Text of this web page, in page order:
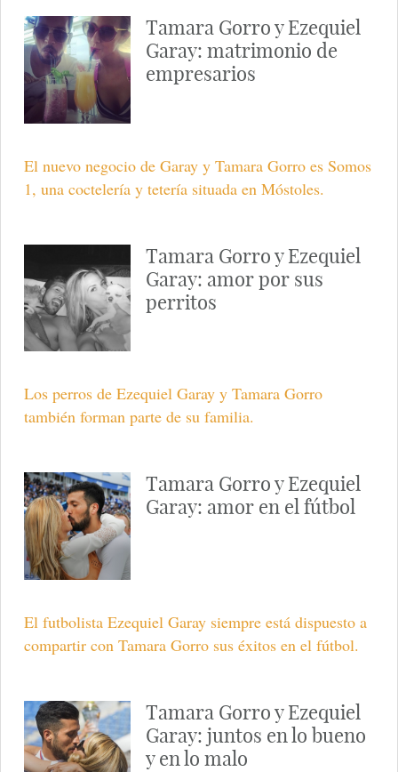
Tamara Gorro y Ezequiel
Garay: matrimonio de
empresarios
El nuevo negocio de Garay y Tamara Gorro es Somos
1, una coctelería y tetería situada en Móstoles.
Tamara Gorro y Ezequiel
Garay: amor por sus
perritos
Los perros de Ezequiel Garay y Tamara Gorro
también forman parte de su familia.
Tamara Gorro y Ezequiel
Garay: amor en el fútbol
El futbolista Ezequiel Garay siempre está dispuesto a
compartir con Tamara Gorro sus éxitos en el fútbol.
Tamara Gorro y Ezequiel
Garay: juntos en lo bueno
y en lo malo